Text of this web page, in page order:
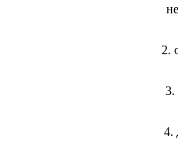
2.
3.
4.